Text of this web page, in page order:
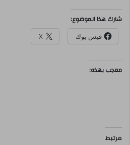
شارك هذا الموضوع:
فيس بوك X
معجب بهذه:
مرتبط